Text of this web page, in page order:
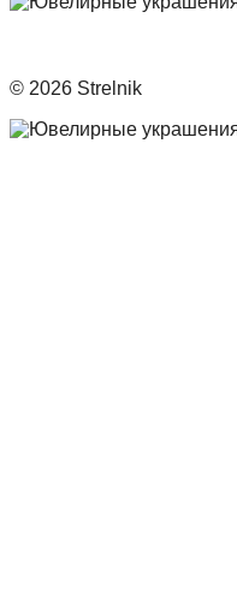
© 2026 Strelnik